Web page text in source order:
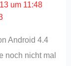
um 11:48
Android 4.4
noch nicht mal